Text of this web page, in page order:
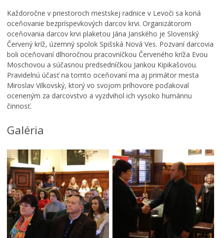
Každoročne v priestoroch mestskej radnice v Levoči sa koná
oceňovanie bezpríspevkových darcov krvi. Organizátorom
oceňovania darcov krvi plaketou Jána Janského je Slovenský
Červený kríž, územný spolok Spišská Nová Ves. Pozvaní darcovia
boli oceňovaní dlhoročnou pracovníčkou Červeného kríža Evou
Moschovou a súčasnou predsedníčkou Jankou Kipikašovou.
Pravidelnú účasť na tomto oceňovaní ma aj primátor mesta
Miroslav Vilkovský, ktorý vo svojom príhovore poďakoval
oceneným za darcovstvo a vyzdvihol ich vysoko humánnu
činnosť.
Galéria
O
d
p
i
v
n
é
h
o
k
u
l
t
ú
r
y
a
c
o
s
a
y
u
s
a
n
i
e
s
o
P
o
a
k
o
v
a
n
i
e
d
e
k